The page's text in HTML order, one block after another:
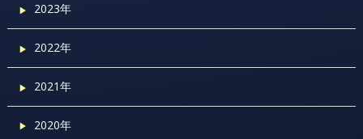
2023年
2022年
2021年
2020年